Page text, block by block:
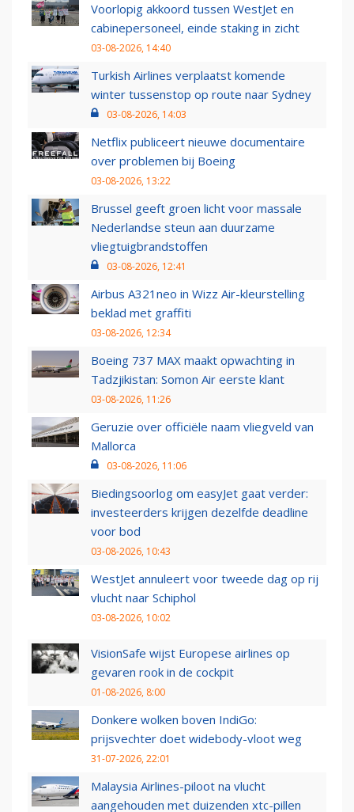
Voorlopig akkoord tussen WestJet en
cabinepersoneel, einde staking in zicht
03-08-2026, 14:40
Turkish Airlines verplaatst komende
winter tussenstop op route naar Sydney
03-08-2026, 14:03
Netflix publiceert nieuwe documentaire
over problemen bij Boeing
03-08-2026, 13:22
Brussel geeft groen licht voor massale
Nederlandse steun aan duurzame
vliegtuigbrandstoffen
03-08-2026, 12:41
Airbus A321neo in Wizz Air-kleurstelling
beklad met graffiti
03-08-2026, 12:34
Boeing 737 MAX maakt opwachting in
Tadzjikistan: Somon Air eerste klant
03-08-2026, 11:26
Geruzie over officiële naam vliegveld van
Mallorca
03-08-2026, 11:06
Biedingsoorlog om easyJet gaat verder:
investeerders krijgen dezelfde deadline
voor bod
03-08-2026, 10:43
WestJet annuleert voor tweede dag op rij
vlucht naar Schiphol
03-08-2026, 10:02
VisionSafe wijst Europese airlines op
gevaren rook in de cockpit
01-08-2026, 8:00
Donkere wolken boven IndiGo:
prijsvechter doet widebody-vloot weg
31-07-2026, 22:01
Malaysia Airlines-piloot na vlucht
aangehouden met duizenden xtc-pillen